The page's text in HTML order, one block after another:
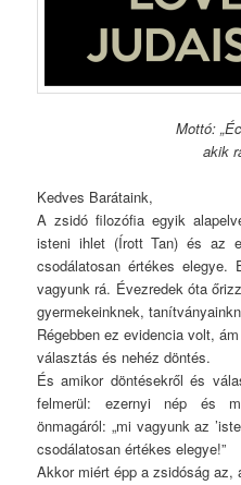
Mottó:
akik
Kedves Barátaink,
A zsidó filozófia egyik
isteni ihlet (Írott Tan) és az
csodálatosan értékes
vagyunk rá. Évezredek óta
gyermekeinknek,
Régebben ez evidencia volt,
választás és nehéz döntés.
És amikor döntésekről és
felmerül: ezernyi nép és
önmagáról: „mi vagyunk az
csodálatosan értékes elegye!”
Akkor miért épp a zsidóság az,